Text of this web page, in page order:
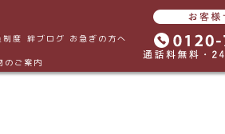
制度 絆ブログ お急ぎの方へ
のご案内